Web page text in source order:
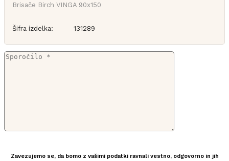
Brisače Birch VINGA 90x150
Šifra izdelka: 131289
Zavezujemo se, da bomo z vašimi podatki ravnali vestno, odgovorno in jih